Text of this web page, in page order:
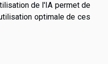
de l'IA permet de
optimale de ces